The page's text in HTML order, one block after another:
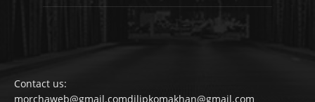
Contact us:
morchaweb@gmail.comdilipkomakhan@gmail.com